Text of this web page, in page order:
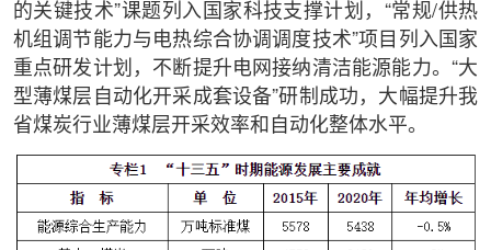
的关键技术”课题列入国家科技支撑计划，“常规/供热
机组调节能力与电热综合协调调度技术”项目列入国家
重点研发计划，不断提升电网接纳清洁能源能力。“大
型薄煤层自动化开采成套设备”研制成功，大幅提升我
省煤炭行业薄煤层开采效率和自动化整体水平。